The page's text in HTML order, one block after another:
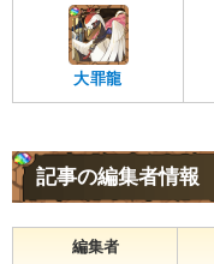
大罪龍
記事の編集者情報
編集者